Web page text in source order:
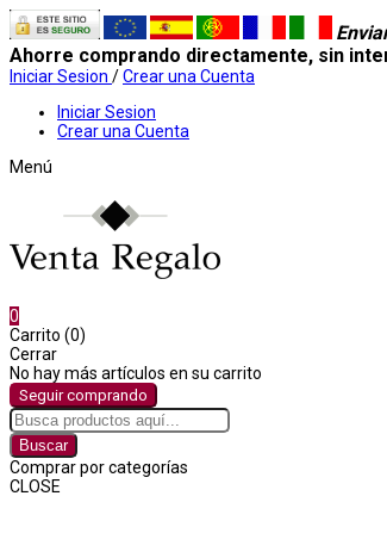
Ahorre comprando directamente, sin
Iniciar Sesion /Crear una Cuenta
Iniciar Sesion
Crear una Cuenta
Menú
0
Carrito (0)
Cerrar
No hay más artículos en su carrito
Seguir comprando
Buscar
Comprar por categorías
CLOSE